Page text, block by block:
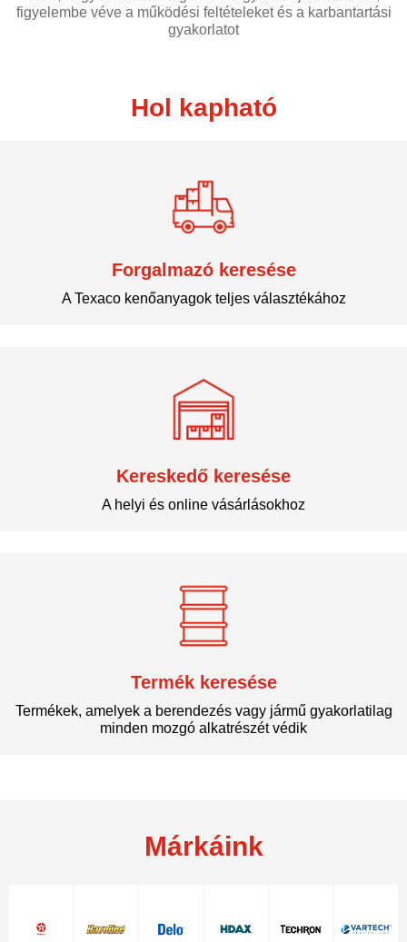
figyelembe véve a működési feltételeket és a karbantartási
gyakorlatot
Hol kapható
Forgalmazó keresése
A Texaco kenőanyagok teljes választékához
Kereskedő keresése
A helyi és online vásárlásokhoz
Termék keresése
Termékek, amelyek a berendezés vagy jármű gyakorlatilag
minden mozgó alkatrészét védik
Márkáink